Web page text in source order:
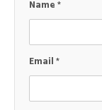
Name*
Email*